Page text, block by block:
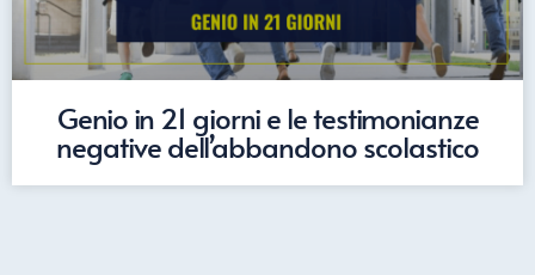
Genio in 21 giorni e le testimonianze
negative dell’abbandono scolastico